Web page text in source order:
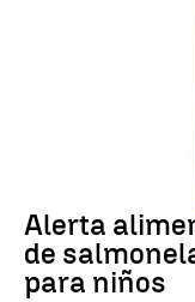
Alerta
de
para niños